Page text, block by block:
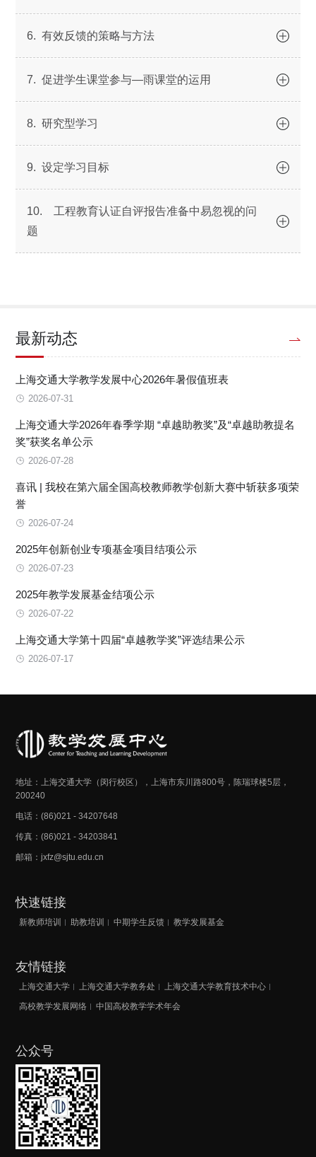
6. 有效反馈的策略与方法
7. 促进学生课堂参与—雨课堂的运用
8. 研究型学习
9. 设定学习目标
10. 工程教育认证自评报告准备中易忽视的问
题
最新动态
上海交通大学教学发展中心2026年暑假值班表
2026-07-31
上海交通大学2026年春季学期 “卓越助教奖”及“卓越助教提名
奖”获奖名单公示
2026-07-28
喜讯 | 我校在第六届全国高校教师教学创新大赛中斩获多项荣
誉
2026-07-24
2025年创新创业专项基金项目结项公示
2026-07-23
2025年教学发展基金结项公示
2026-07-22
上海交通大学第十四届“卓越教学奖”评选结果公示
2026-07-17
地址：上海交通大学（闵行校区），上海市东川路800号，陈瑞球楼5层，
200240
电话：(86)021 - 34207648
传真：(86)021 - 34203841
邮箱：jxfz@sjtu.edu.cn
快速链接
新教师培训 助教培训 中期学生反馈 教学发展基金
友情链接
上海交通大学 上海交通大学教务处
上海交通大学教育技术中心
高校教学发展网络
中国高校教学学术年会
公众号